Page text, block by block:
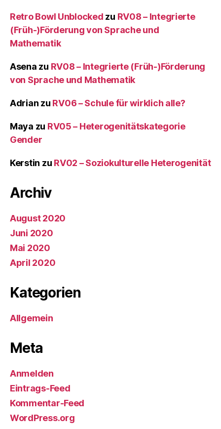
Retro Bowl Unblocked zu RV08 – Integrierte
(Früh-)Förderung von Sprache und
Mathematik
Asena zu RV08 – Integrierte (Früh-)Förderung
von Sprache und Mathematik
Adrian zu RV06 – Schule für wirklich alle?
Maya zu RV05 – Heterogenitätskategorie
Gender
Kerstin zu RV02 – Soziokulturelle Heterogenität
Archiv
August 2020
Juni 2020
Mai 2020
April 2020
Kategorien
Allgemein
Meta
Anmelden
Eintrags-Feed
Kommentar-Feed
WordPress.org